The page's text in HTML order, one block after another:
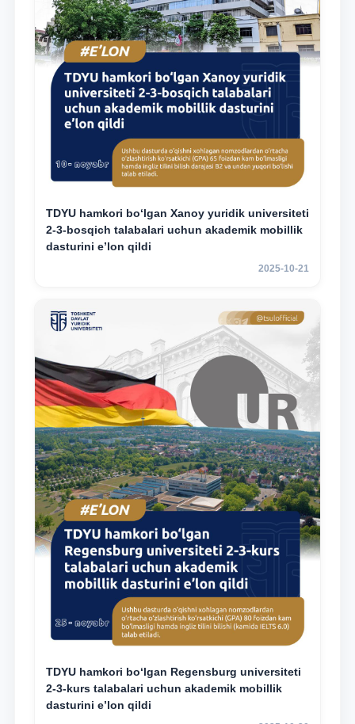
TDYU hamkori bo‘lgan Xanoy yuridik universiteti
2-3-bosqich talabalari uchun akademik mobillik
dasturini e’lon qildi
2025-10-21
TDYU hamkori bo‘lgan Regensburg universiteti
2-3-kurs talabalari uchun akademik mobillik
dasturini e’lon qildi